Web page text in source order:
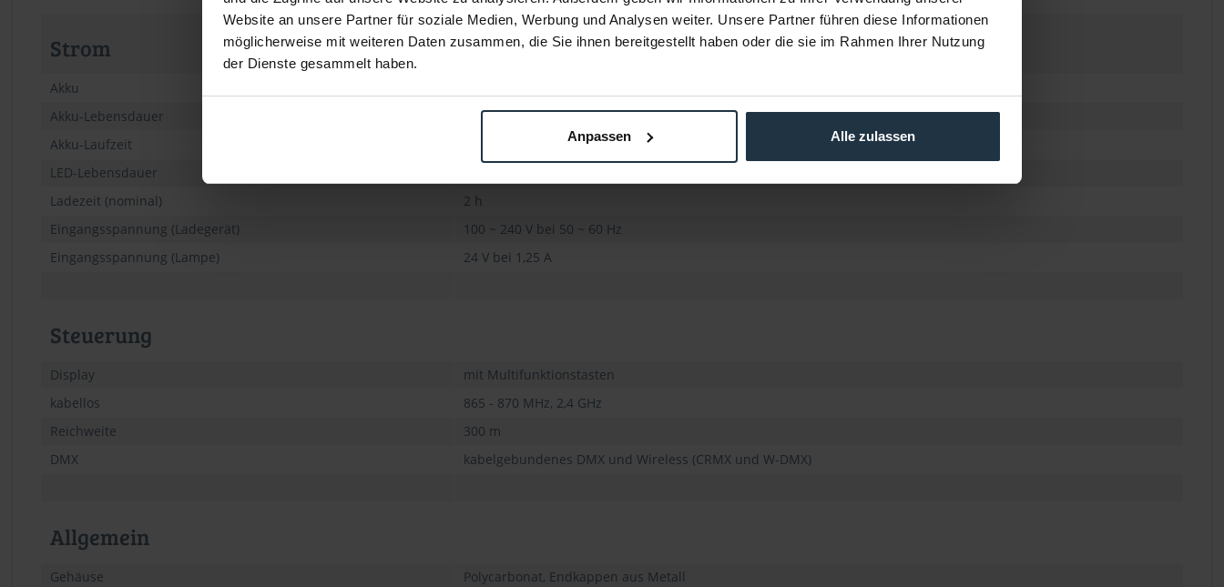
Website an unsere Partner für soziale Medien, Werbung und Analysen weiter. Unsere Partner führen diese Informationen
möglicherweise mit weiteren Daten zusammen, die Sie ihnen bereitgestellt haben oder die sie im Rahmen Ihrer Nutzung
der Dienste gesammelt haben.
Anpassen Alle zulassen
Strom
Akku
Akku-Lebensdauer
70% nach 300 Ladezyklen
Akku-Laufzeit
LED-Lebensdauer
Ladezeit (nominal)
2 h
Eingangsspannung (Ladegerät)
100 ~ 240 V bei 50 ~ 60 Hz
Eingangsspannung (Lampe)
24 V bei 1,25 A
Steuerung
Display
mit Multifunktionstasten
kabellos
865 - 870 MHz, 2,4 GHz
Reichweite
300 m
DMX
kabelgebundenes DMX und Wireless (CRMX und W-DMX)
Allgemein
Gehäuse
Polycarbonat, Endkappen aus Metall